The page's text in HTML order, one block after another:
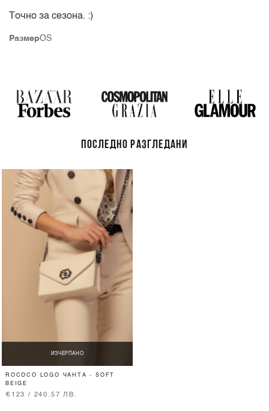
РазмерOS
Точно за сезона. :)
ПОСЛЕДНО РАЗГЛЕДАНИ
ИЗЧЕРПАНО
ROCOCO LOGO ЧАНТА - SOFT
BEIGE
€123 / 240.57 ЛВ.